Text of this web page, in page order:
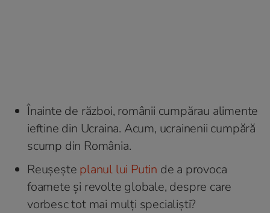
Înainte de război, românii cumpărau alimente
ieftine din Ucraina. Acum, ucrainenii cumpără
scump din România.
Reușește planul lui Putin de a provoca
foamete și revolte globale, despre care
vorbesc tot mai mulți specialiști?